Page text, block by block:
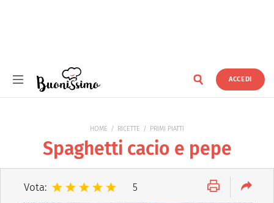
ACCEDI
HOME RICETTE PRIMI PIATTI
Spaghetti cacio e pepe
Vota: 5